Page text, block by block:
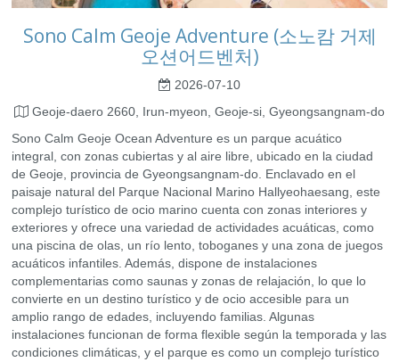
Sono Calm Geoje Adventure (소노캄 거제
오션어드벤처)
2026-07-10
Geoje-daero 2660, Irun-myeon, Geoje-si, Gyeongsangnam-do
Sono Calm Geoje Ocean Adventure es un parque acuático
integral, con zonas cubiertas y al aire libre, ubicado en la ciudad
de Geoje, provincia de Gyeongsangnam-do. Enclavado en el
paisaje natural del Parque Nacional Marino Hallyeohaesang, este
complejo turístico de ocio marino cuenta con zonas interiores y
exteriores y ofrece una variedad de actividades acuáticas, como
una piscina de olas, un río lento, toboganes y una zona de juegos
acuáticos infantiles. Además, dispone de instalaciones
complementarias como saunas y zonas de relajación, lo que lo
convierte en un destino turístico y de ocio accesible para un
amplio rango de edades, incluyendo familias. Algunas
instalaciones funcionan de forma flexible según la temporada y las
condiciones climáticas, y el parque es como un complejo turístico